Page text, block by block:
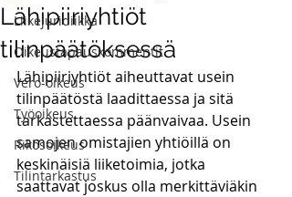
Liikejuridiikka
Oikeustapauskommentit
Vero-oikeus
Työoikeus
Rikosoikeus
Tilintarkastus
Lähipiiriyhtiöt
tilinpäätöksessä
Lähipiiriyhtiöt aiheuttavat usein
tilinpäätöstä laadittaessa ja sitä
tarkastettaessa päänvaivaa. Usein
samojen omistajien yhtiöillä on
keskinäisiä liiketoimia, jotka
saattavat joskus olla merkittäviäkin